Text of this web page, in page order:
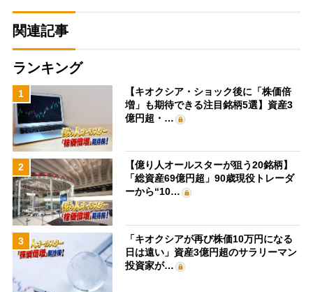
関連記事
ランキング
1
【キオクシア・ショック後に「株価倍
増」も期待できる注目銘柄5選】資産3
億円超・…
2
【億り人オールスターが狙う20銘柄】
「総資産69億円超」90歳現役トレーダ
ーから“10…
3
「キオクシアが再び株価10万円になる
日は遠い」資産3億円超のサラリーマン
投資家が…